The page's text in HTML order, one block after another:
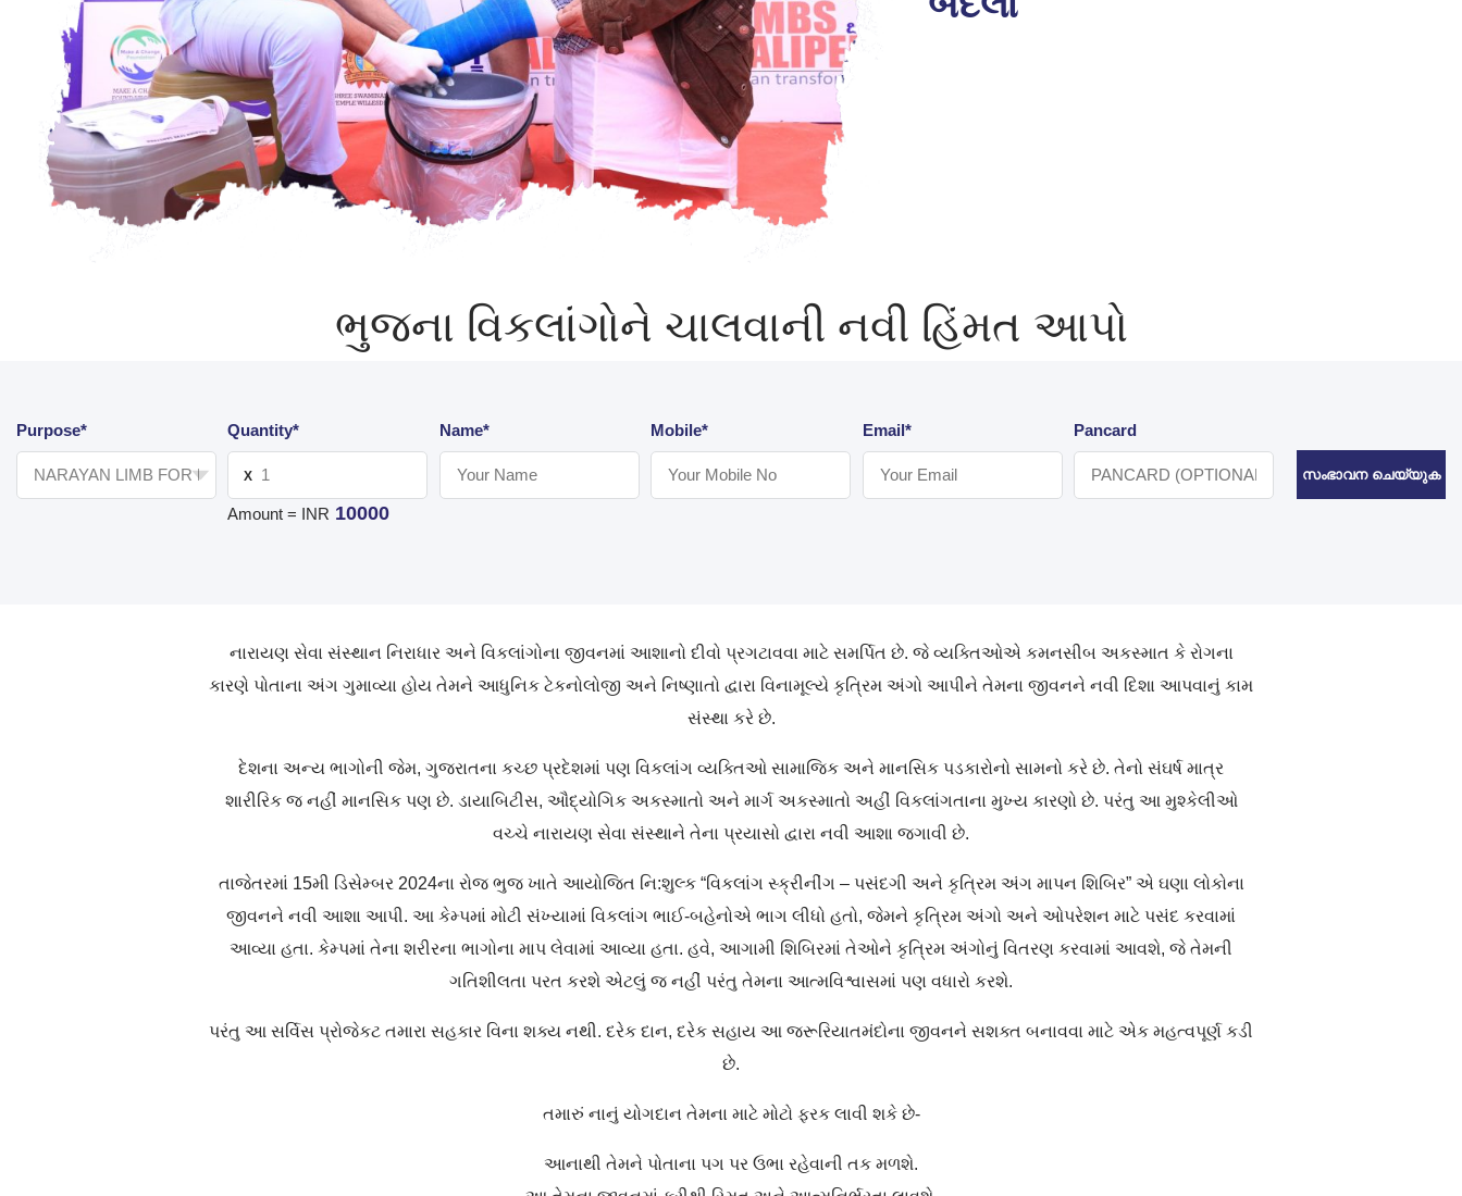
ભુજના વિકલાંગોને ચાલવાની નવી હિંમત આપો
Purpose* Quantity*
X
Amount = INR 10000
Name* Mobile* Email* Pancard
സംഭാവന ചെയ്യുക
નારાયણ સેવા સંસ્થાન નિરાધાર અને વિકલાંગોના જીવનમાં આશાનો દીવો પ્રગટાવવા માટે સમર્પિત છે. જે વ્યક્તિઓએ કમનસીબ અકસ્માત કે રોગના
કારણે પોતાના અંગ ગુમાવ્યા હોય તેમને આધુનિક ટેકનોલોજી અને નિષ્ણાતો દ્વારા વિનામૂલ્યે કૃત્રિમ અંગો આપીને તેમના જીવનને નવી દિશા આપવાનું કામ
સંસ્થા કરે છે.
દેશના અન્ય ભાગોની જેમ, ગુજરાતના કચ્છ પ્રદેશમાં પણ વિકલાંગ વ્યક્તિઓ સામાજિક અને માનસિક પડકારોનો સામનો કરે છે. તેનો સંઘર્ષ માત્ર
શારીરિક જ નહીં માનસિક પણ છે. ડાયાબિટીસ, ઔદ્યોગિક અકસ્માતો અને માર્ગ અકસ્માતો અહીં વિકલાંગતાના મુખ્ય કારણો છે. પરંતુ આ મુશ્કેલીઓ
વચ્ચે નારાયણ સેવા સંસ્થાને તેના પ્રયાસો દ્વારા નવી આશા જગાવી છે.
તાજેતરમાં 15મી ડિસેમ્બર 2024ના રોજ ભુજ ખાતે આયોજિત નિ:શુલ્ક “વિકલાંગ સ્ક્રીનીંગ – પસંદગી અને કૃત્રિમ અંગ માપન શિબિર” એ ઘણા લોકોના
જીવનને નવી આશા આપી. આ કેમ્પમાં મોટી સંખ્યામાં વિકલાંગ ભાઈ-બહેનોએ ભાગ લીધો હતો, જેમને કૃત્રિમ અંગો અને ઓપરેશન માટે પસંદ કરવામાં
આવ્યા હતા. કેમ્પમાં તેના શરીરના ભાગોના માપ લેવામાં આવ્યા હતા. હવે, આગામી શિબિરમાં તેઓને કૃત્રિમ અંગોનું વિતરણ કરવામાં આવશે, જે તેમની
ગતિશીલતા પરત કરશે એટલું જ નહીં પરંતુ તેમના આત્મવિશ્વાસમાં પણ વધારો કરશે.
પરંતુ આ સર્વિસ પ્રોજેકટ તમારા સહકાર વિના શક્ય નથી. દરેક દાન, દરેક સહાય આ જરૂરિયાતમંદોના જીવનને સશક્ત બનાવવા માટે એક મહત્વપૂર્ણ કડી
છે.
તમારું નાનું યોગદાન તેમના માટે મોટો ફરક લાવી શકે છે-
આનાથી તેમને પોતાના પગ પર ઉભા રહેવાની તક મળશે.